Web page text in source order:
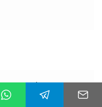
por la